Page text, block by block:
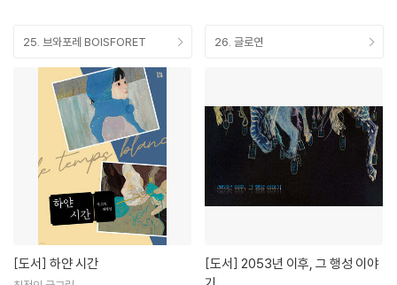
25. 브와포레 BOISFORET
[도서] 하얀 시간
26. 글로연
[도서]